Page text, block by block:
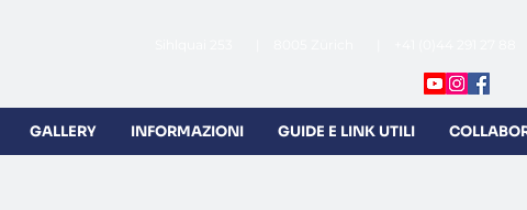
GALLERY INFORMAZIONI GUIDE E LINK UTILI